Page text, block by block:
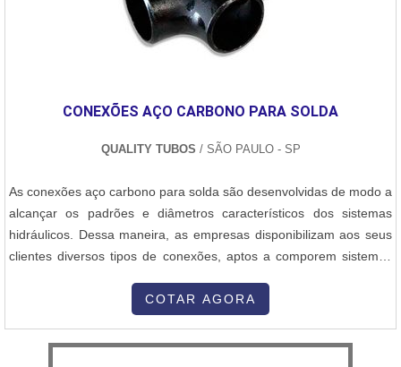
CONEXÕES AÇO CARBONO PARA SOLDA
QUALITY TUBOS / SÃO PAULO - SP
As conexões aço carbono para solda são desenvolvidas de modo a
alcançar os padrões e diâmetros característicos dos sistemas
hidráulicos. Dessa maneira, as empresas disponibilizam aos seus
clientes diversos tipos de conexões, aptos a comporem sistemas
rigorosos critérios de qualidade, garantindo segurança para as
COTAR AGORA